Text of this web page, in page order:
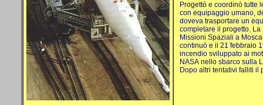
Progettò e coordinò tutte
con equipaggio umano,
doveva trasportare un
completare il progetto. La
Missioni Spaziali a
continuò e il 21 febbraio
incendio sviluppato ai
NASA nello sbarco sulla
Dopo altri tentativi falliti il